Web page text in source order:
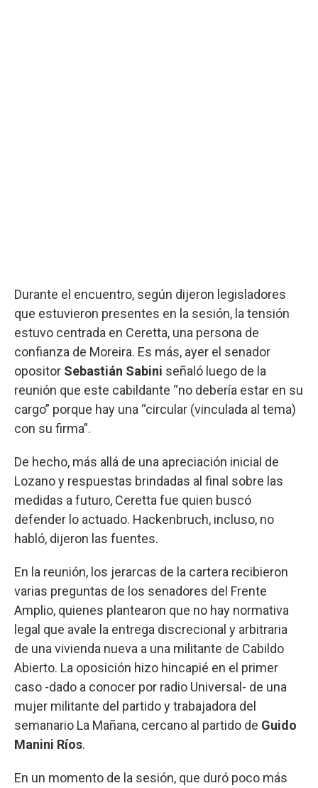
Durante el encuentro, según dijeron legisladores
que estuvieron presentes en la sesión, la tensión
estuvo centrada en Ceretta, una persona de
confianza de Moreira. Es más, ayer el senador
opositor Sebastián Sabini señaló luego de la
reunión que este cabildante “no debería estar en su
cargo” porque hay una “circular (vinculada al tema)
con su firma”.
De hecho, más allá de una apreciación inicial de
Lozano y respuestas brindadas al final sobre las
medidas a futuro, Ceretta fue quien buscó
defender lo actuado. Hackenbruch, incluso, no
habló, dijeron las fuentes.
En la reunión, los jerarcas de la cartera recibieron
varias preguntas de los senadores del Frente
Amplio, quienes plantearon que no hay normativa
legal que avale la entrega discrecional y arbitraria
de una vivienda nueva a una militante de Cabildo
Abierto. La oposición hizo hincapié en el primer
caso -dado a conocer por radio Universal- de una
mujer militante del partido y trabajadora del
semanario La Mañana, cercano al partido de Guido
Manini Ríos.
En un momento de la sesión, que duró poco más